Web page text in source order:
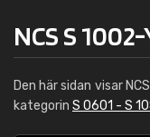
NCS S
Den här sidan visar
kategorin S 0601 - S